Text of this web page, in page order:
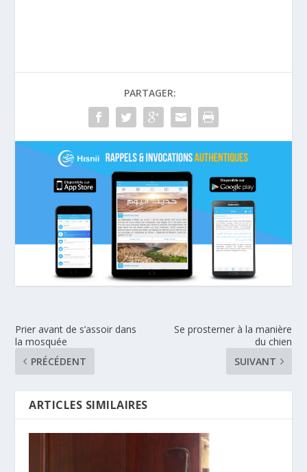
PARTAGER:
Prier avant de s’assoir dans
la mosquée
PRÉCÉDENT
Se prosterner à la manière
du chien
SUIVANT
ARTICLES SIMILAIRES